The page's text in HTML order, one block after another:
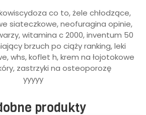
co to, żele chłodzące,
siateczkowe, neofuragina opinie,
witamina c 2000, inventum 50
brzuch po ciąży ranking, leki
whs, koflet h, krem na łojotokowe
zastrzyki na osteoporozę
yyyyy
produkty